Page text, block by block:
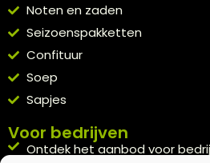
Noten en zaden
Seizoenspakketten
Confituur
Soep
Sapjes
Voor bedrijven
Ontdek het aanbod voor